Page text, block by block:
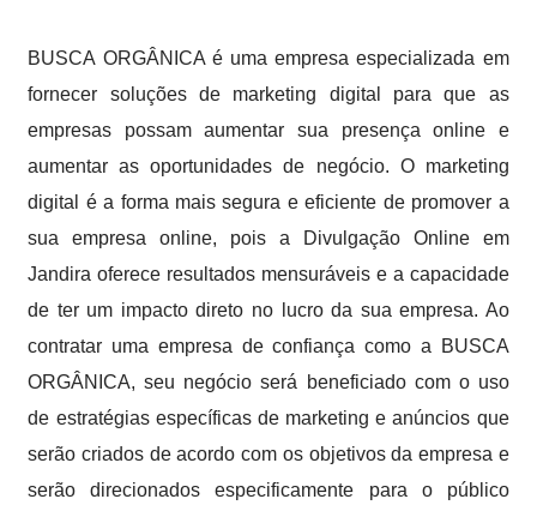
BUSCA ORGÂNICA é uma empresa especializada em
fornecer soluções de marketing digital para que as
empresas possam aumentar sua presença online e
aumentar as oportunidades de negócio. O marketing
digital é a forma mais segura e eficiente de promover a
sua empresa online, pois a Divulgação Online em
Jandira oferece resultados mensuráveis e a capacidade
de ter um impacto direto no lucro da sua empresa. Ao
contratar uma empresa de confiança como a BUSCA
ORGÂNICA, seu negócio será beneficiado com o uso
de estratégias específicas de marketing e anúncios que
serão criados de acordo com os objetivos da empresa e
serão direcionados especificamente para o público